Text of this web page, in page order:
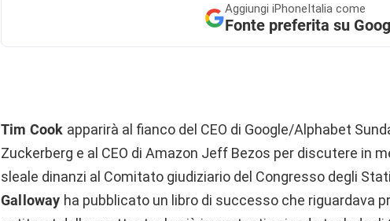
Aggiungi iPhoneItalia come
Fonte preferita su
Tim Cook apparirà al fianco del CEO di Google/Alphabet
Zuckerberg e al CEO di Amazon Jeff Bezos per discutere in
sleale dinanzi al Comitato giudiziario del Congresso degli
Galloway ha pubblicato un libro di successo che riguardava